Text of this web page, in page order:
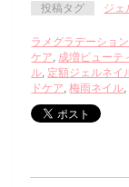
投稿タグ ジェ
ラメグラデーショ
ケア 成増ビューテ
ル 定額ジェルネイ
ドケア ,梅雨ネイル